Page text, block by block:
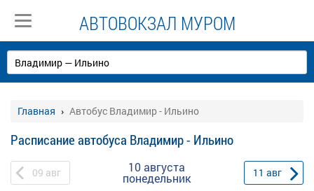
АВТОВОКЗАЛ МУРОМ
Главная Автобус Владимир - Ильино
Расписание автобуса Владимир - Ильино
09 авг 10 августа
понедельник 11 авг